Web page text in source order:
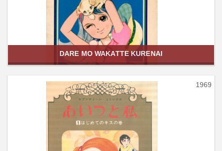
DARE MO WAKATTE KURENAI
1969